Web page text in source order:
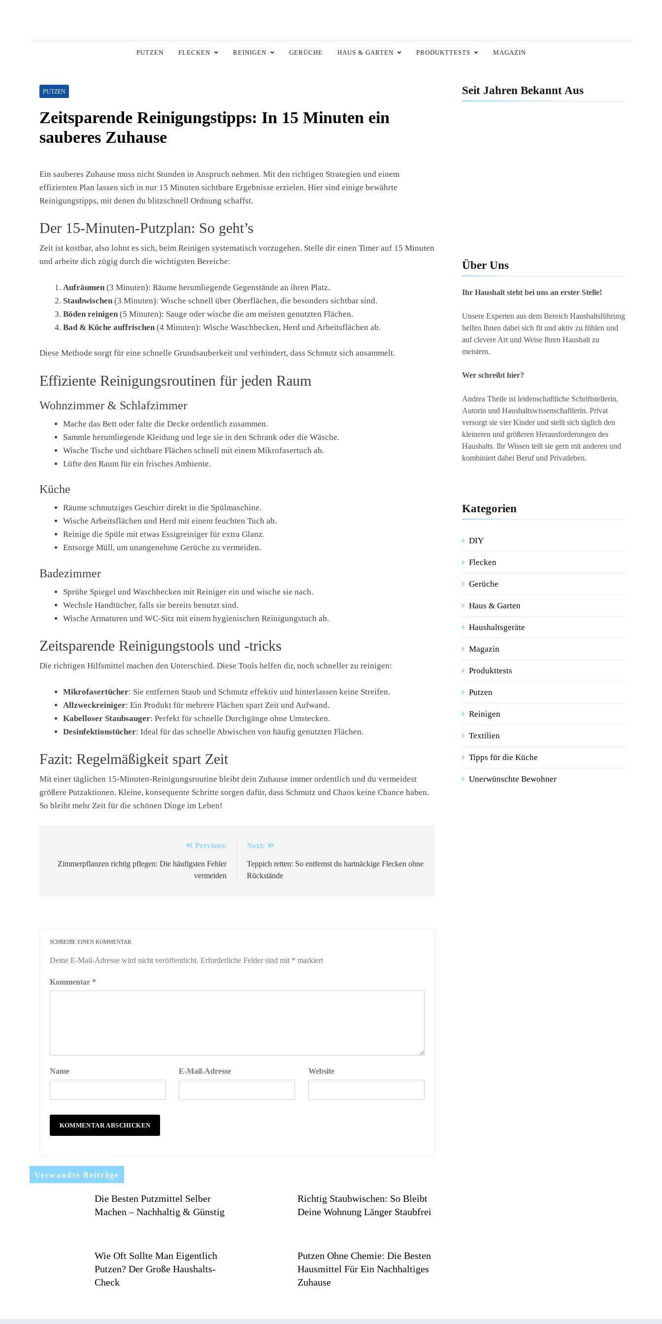
Haushaltswiki.de
Die Besten Tipps Für Zuhause.
PUTZEN FLECKEN REINIGEN GERÜCHE HAUS & GARTEN PRODUKTTESTS MAGAZIN
PUTZEN
Zeitsparende Reinigungstipps: In 15 Minuten ein
sauberes Zuhause
Ein sauberes Zuhause muss nicht Stunden in Anspruch nehmen. Mit den richtigen Strategien und einem
effizienten Plan lassen sich in nur 15 Minuten sichtbare Ergebnisse erzielen. Hier sind einige bewährte
Reinigungstipps, mit denen du blitzschnell Ordnung schaffst.
Der 15-Minuten-Putzplan: So geht’s
Zeit ist kostbar, also lohnt es sich, beim Reinigen systematisch vorzugehen. Stelle dir einen Timer auf 15 Minuten
und arbeite dich zügig durch die wichtigsten Bereiche:
Aufräumen (3 Minuten): Räume herumliegende Gegenstände an ihren Platz.
Staubwischen (3 Minuten): Wische schnell über Oberflächen, die besonders sichtbar sind.
Böden reinigen (5 Minuten): Sauge oder wische die am meisten genutzten Flächen.
Bad & Küche auffrischen (4 Minuten): Wische Waschbecken, Herd und Arbeitsflächen ab.
Diese Methode sorgt für eine schnelle Grundsauberkeit und verhindert, dass Schmutz sich ansammelt.
Effiziente Reinigungsroutinen für jeden Raum
Wohnzimmer & Schlafzimmer
Mache das Bett oder falte die Decke ordentlich zusammen.
Sammle herumliegende Kleidung und lege sie in den Schrank oder die Wäsche.
Wische Tische und sichtbare Flächen schnell mit einem Mikrofasertuch ab.
Lüfte den Raum für ein frisches Ambiente.
Küche
Räume schmutziges Geschirr direkt in die Spülmaschine.
Wische Arbeitsflächen und Herd mit einem feuchten Tuch ab.
Reinige die Spüle mit etwas Essigreiniger für extra Glanz.
Entsorge Müll, um unangenehme Gerüche zu vermeiden.
Badezimmer
Sprühe Spiegel und Waschbecken mit Reiniger ein und wische sie nach.
Wechsle Handtücher, falls sie bereits benutzt sind.
Wische Armaturen und WC-Sitz mit einem hygienischen Reinigungstuch ab.
Zeitsparende Reinigungstools und -tricks
Die richtigen Hilfsmittel machen den Unterschied. Diese Tools helfen dir, noch schneller zu reinigen:
Mikrofasertücher: Sie entfernen Staub und Schmutz effektiv und hinterlassen keine Streifen.
Allzweckreiniger: Ein Produkt für mehrere Flächen spart Zeit und Aufwand.
Kabelloser Staubsauger: Perfekt für schnelle Durchgänge ohne Umstecken.
Desinfektionstücher: Ideal für das schnelle Abwischen von häufig genutzten Flächen.
Fazit: Regelmäßigkeit spart Zeit
Mit einer täglichen 15-Minuten-Reinigungsroutine bleibt dein Zuhause immer ordentlich und du vermeidest
größere Putzaktionen. Kleine, konsequente Schritte sorgen dafür, dass Schmutz und Chaos keine Chance haben.
So bleibt mehr Zeit für die schönen Dinge im Leben!
Previous:
Zimmerpflanzen richtig pflegen: Die häufigsten Fehler
vermeiden
Next:
Teppich retten: So entfernst du hartnäckige Flecken ohne
Rückstände
SCHREIBE EINEN KOMMENTAR
Deine E-Mail-Adresse wird nicht veröffentlicht. Erforderliche Felder sind mit * markiert
Kommentar *
Name E-Mail-Adresse Website
Verwandte Beiträge
Die Besten Putzmittel Selber
Machen – Nachhaltig & Günstig
Richtig Staubwischen: So Bleibt
Deine Wohnung Länger Staubfrei
Wie Oft Sollte Man Eigentlich
Putzen? Der Große Haushalts-
Check
Putzen Ohne Chemie: Die Besten
Hausmittel Für Ein Nachhaltiges
Zuhause
Seit Jahren Bekannt Aus
Über Uns
Ihr Haushalt steht bei uns an erster Stelle!
Unsere Experten aus dem Bereich Haushaltsführung
helfen Ihnen dabei sich fit und aktiv zu fühlen und
auf clevere Art und Weise Ihren Haushalt zu
meistern.
Wer schreibt hier?
Andrea Theile ist leidenschaftliche Schriftstellerin,
Autorin und Haushaltswissenschaftlerin. Privat
versorgt sie vier Kinder und stellt sich täglich den
kleineren und größeren Herausforderungen des
Haushalts. Ihr Wissen teilt sie gern mit anderen und
kombiniert dabei Beruf und Privatleben.
Kategorien
DIY
Flecken
Gerüche
Haus & Garten
Haushaltsgeräte
Magazin
Produkttests
Putzen
Reinigen
Textilien
Tipps für die Küche
Unerwünschte Bewohner